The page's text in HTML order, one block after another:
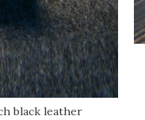
black leather